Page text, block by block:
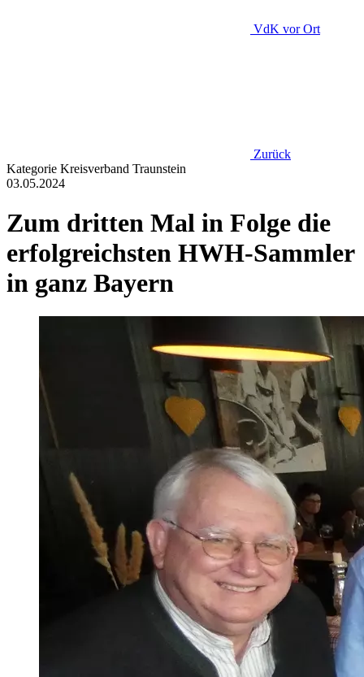
VdK vor Ort
Zurück
Kategorie Kreisverband Traunstein
03.05.2024
Zum dritten Mal in Folge die
erfolgreichsten HWH-Sammler
in ganz Bayern